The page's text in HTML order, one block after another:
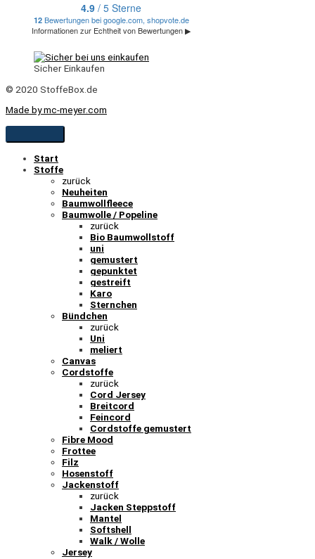
Sicher Einkaufen
© 2020 StoffeBox.de
Made by mc-meyer.com
Start
Stoffe
zurück
Neuheiten
Baumwollfleece
Baumwolle / Popeline
zurück
Bio Baumwollstoff
uni
gemustert
gepunktet
gestreift
Karo
Sternchen
Bündchen
zurück
Uni
meliert
Canvas
Cordstoffe
zurück
Cord Jersey
Breitcord
Feincord
Cordstoffe gemustert
Fibre Mood
Frottee
Filz
Hosenstoff
Jackenstoff
zurück
Jacken Steppstoff
Mantel
Softshell
Walk / Wolle
Jersey